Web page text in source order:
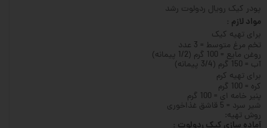
پودر کیک رویال ردولوت رشد
مواد لازم :
برای تهیه کیک
تخم مرغ متوسط = 3 عدد
روغن مایع = 100 گرم (1/2 پیمانه)
آب = 150 گرم (3/4 پیمانه)
برای تهیه کرم
کره = 100 گرم
پنیر خامه ای = 100 گرم
شیر سرد = 5 قاشق غذاخوری
روش تهیه: